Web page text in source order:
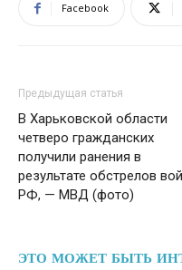
Facebook
Предыдущая статья
В Харьковской области
четверо гражданских
получили ранения в
результате обстрелов
РФ, — МВД (фото)
ЭТО МОЖЕТ БЫТЬ